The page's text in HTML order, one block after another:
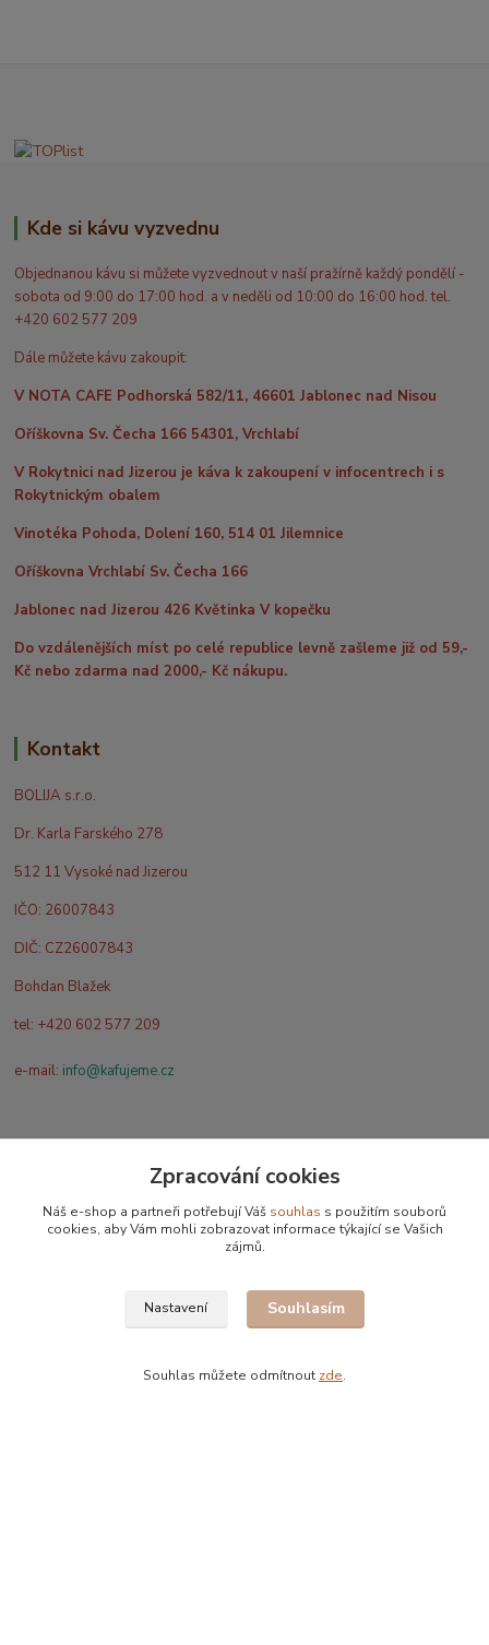
Kde si kávu vyzvednu
Objednanou kávu si můžete vyzvednout v naší pražírně každý pondělí -
sobota od 9:00 do 17:00 hod. a v neděli od 10:00 do 16:00 hod. tel.
+420 602 577 209
Dále můžete kávu zakoupit:
V NOTA CAFE Podhorská 582/11, 46601 Jablonec nad Nisou
Oříškovna Sv. Čecha 166 54301, Vrchlabí
V Rokytnici nad Jizerou je káva k zakoupení v infocentrech i s
Rokytnickým obalem
Vinotéka Pohoda, Dolení 160, 514 01 Jilemnice
Oříškovna Vrchlabí Sv. Čecha 166
Jablonec nad Jizerou 426 Květinka V kopečku
Do vzdálenějších míst po celé republice levně zašleme již od 59,-
Kč nebo zdarma nad 2000,- Kč nákupu.
Kontakt
BOLIJA s.r.o.
Dr. Karla Farského 278
512 11 Vysoké nad Jizerou
IČO: 26007843
DIČ: CZ26007843
Bohdan Blažek
tel: +420 602 577 209
e-mail: info@kafujeme.cz
Původ
Zpracování cookies
Náš e-shop a partneři potřebují Váš souhlas s použitím souborů
cookies, aby Vám mohli zobrazovat informace týkající se Vašich
zájmů.
Nastavení Souhlasím
Souhlas můžete odmítnout zde.